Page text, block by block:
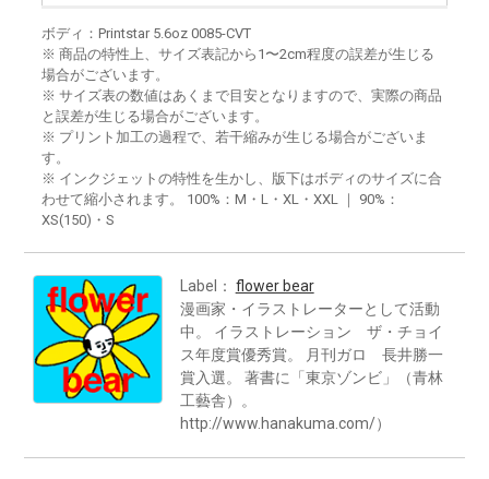
ボディ：Printstar 5.6oz 0085-CVT
※ 商品の特性上、サイズ表記から1〜2cm程度の誤差が生じる
場合がございます。
※ サイズ表の数値はあくまで目安となりますので、実際の商品
と誤差が生じる場合がございます。
※ プリント加工の過程で、若干縮みが生じる場合がございま
す。
※ インクジェットの特性を生かし、版下はボディのサイズに合
わせて縮小されます。 100%：M・L・XL・XXL ｜ 90%：
XS(150)・S
Label： flower bear
漫画家・イラストレーターとして活動
中。 イラストレーション ザ・チョイ
ス年度賞優秀賞。 月刊ガロ 長井勝一
賞入選。 著書に「東京ゾンビ」（青林
工藝舎）。
http://www.hanakuma.com/）